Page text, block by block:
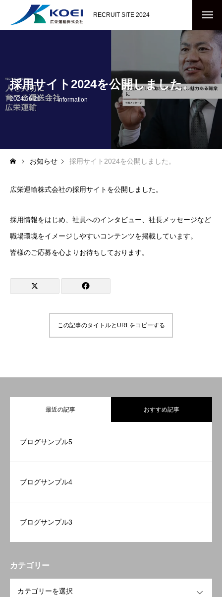
RECRUIT SITE 2024
採用サイト2024を公開しました。
2024.06.26 Information
お知らせ 採用サイト2024を公開しました。
広栄運輸株式会社の採用サイトを公開しました。
採用情報をはじめ、社員へのインタビュー、社長メッセージなど
職場環境をイメージしやすいコンテンツを掲載しています。
皆様のご応募を心よりお待ちしております。
この記事のタイトルとURLをコピーする
最近の記事 おすすめ記事
ブログサンプル5
ブログサンプル4
ブログサンプル3
カテゴリー